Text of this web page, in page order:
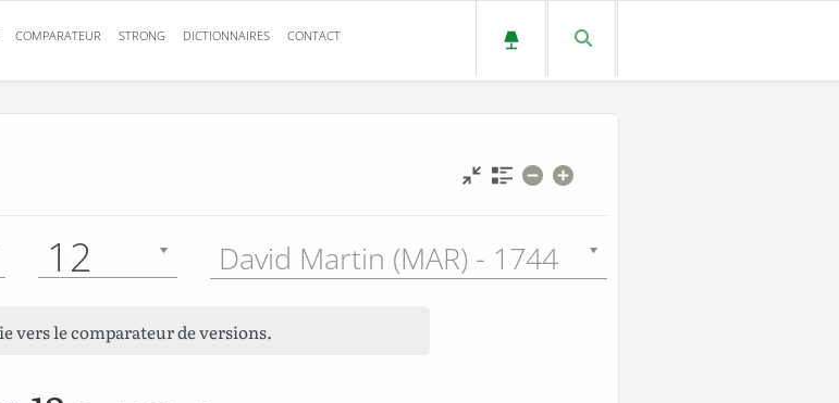
COMPARATEUR STRONG DICTIONNAIRES CONTACT
12 David Martin (MAR) - 1744
vers le comparateur de versions.